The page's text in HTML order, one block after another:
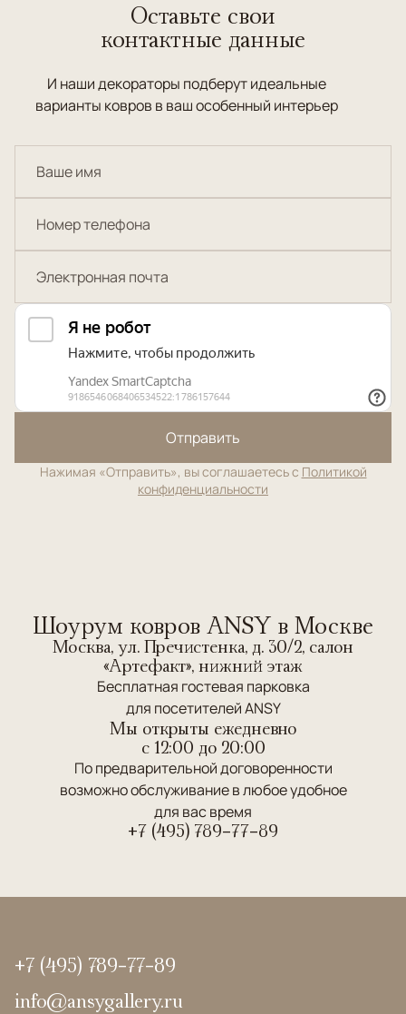
Оставьте свои
контактные данные
И наши декораторы подберут идеальные
варианты ковров в ваш особенный интерьер
Отправить
Нажимая «Отправить», вы соглашаетесь с Политикой
конфиденциальности
Шоурум ковров ANSY в Москве
Москва, ул. Пречистенка, д. 30/2, салон
«Артефакт», нижний этаж
Бесплатная гостевая парковка
для посетителей ANSY
Мы открыты ежедневно
c 12:00 до 20:00
По предварительной договоренности
возможно обслуживание в любое удобное
для вас время
+7 (495) 789-77-89
+7 (495) 789-77-89
info@ansygallery.ru